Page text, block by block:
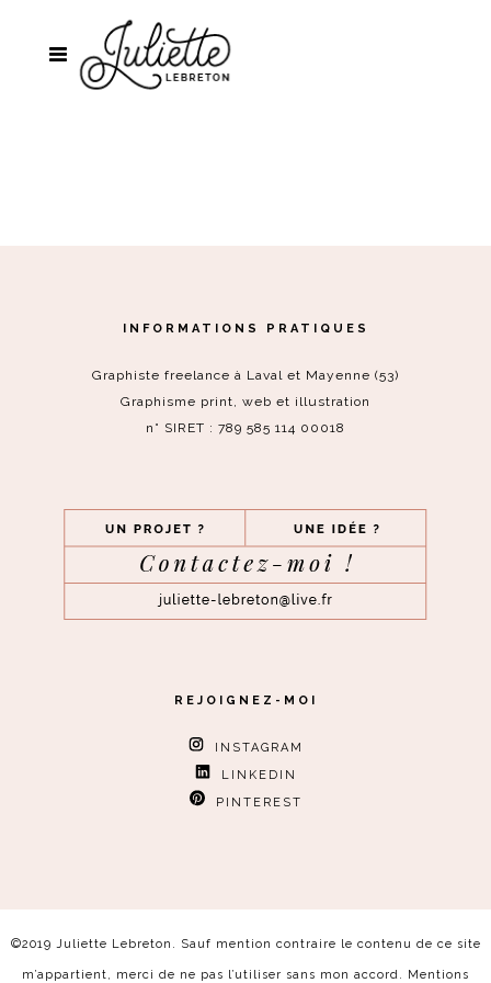
INFORMATIONS PRATIQUES
Graphiste freelance à Laval et Mayenne (53)
Graphisme print, web et illustration
n° SIRET : 789 585 114 00018
REJOIGNEZ-MOI
INSTAGRAM
LINKEDIN
PINTEREST
©2019 Juliette Lebreton. Sauf mention contraire le contenu de ce site
m’appartient, merci de ne pas l’utiliser sans mon accord. Mentions